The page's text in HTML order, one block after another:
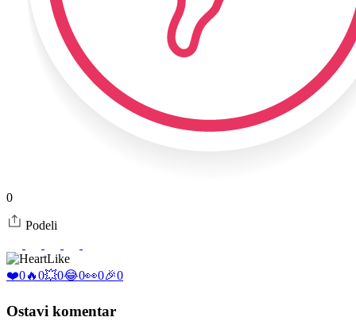
0
Podeli
Like
❤️0🔥0💥0😂0👀0🎉0
Ostavi komentar